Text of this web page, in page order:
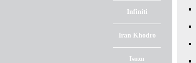
Infiniti
Iran Khodro
Isuzu